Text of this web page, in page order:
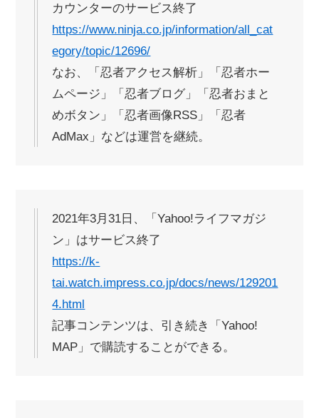
カウンターのサービス終了
https://www.ninja.co.jp/information/all_cat
egory/topic/12696/
なお、「忍者アクセス解析」「忍者ホー
ムページ」「忍者ブログ」「忍者おまと
めボタン」「忍者画像RSS」「忍者
AdMax」などは運営を継続。
2021年3月31日、「Yahoo!ライフマガジ
ン」はサービス終了
https://k-
tai.watch.impress.co.jp/docs/news/129201
4.html
記事コンテンツは、引き続き「Yahoo!
MAP」で購読することができる。